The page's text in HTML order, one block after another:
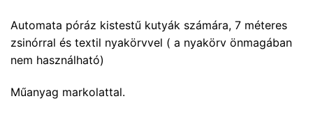
Automata póráz kistestű kutyák számára, 7 méteres
zsinórral és textil nyakörvvel ( a nyakörv önmagában
nem használható)
Műanyag markolattal.